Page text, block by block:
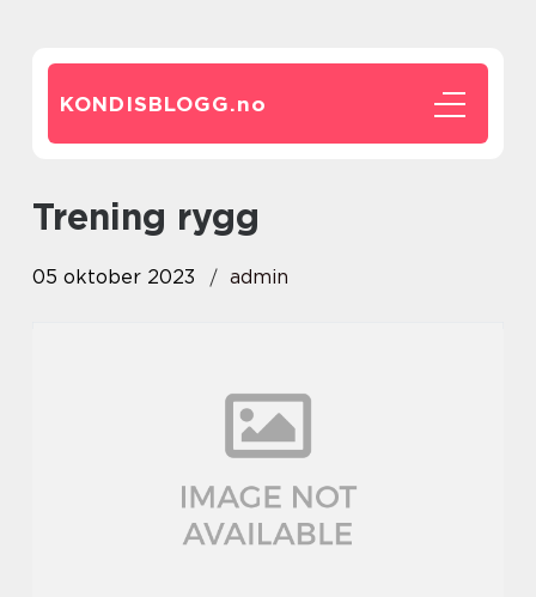
KONDISBLOGG.no
trening rygg
05 oktober 2023 admin